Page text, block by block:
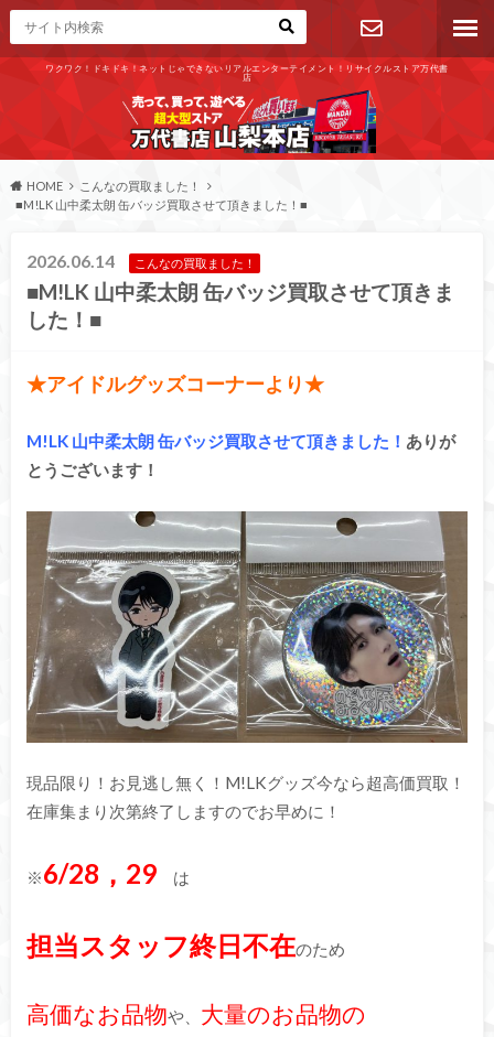
ワクワク！ドキドキ！ネットじゃできないリアルエンターテイメント！リサイクルストア万代書
店
お問い合わ
せ
HOME
こんなの買取ました！
■M!LK 山中柔太朗 缶バッジ買取させて頂きました！■
2026.06.14 こんなの買取ました！
■M!LK 山中柔太朗 缶バッジ買取させて頂きま
した！■
★アイドルグッズコーナーより★
M!LK 山中柔太朗 缶バッジ買取させて頂きました！ ありが
とうございます！
現品限り！お見逃し無く！M!LKグッズ今なら超高価買取！
在庫集まり次第終了しますのでお早めに！
※6/28，29は
担当スタッフ終日不在のため
高価なお品物や、 大量のお品物の